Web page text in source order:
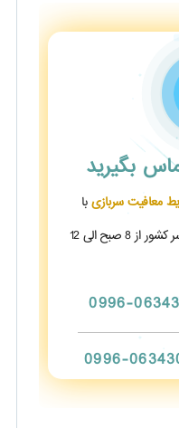
بگیرید
معافیت سربازیبا
برترین مشاوران نظام وظیفه در سراسر کشور از 8 صبح الی 12
0634301-
0634301-